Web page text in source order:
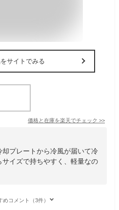
サイトでみる
価格と在庫を楽天でチェック >>
プレートから冷風が届いて冷
イズで持ちやすく、軽量なの
めコメント（3件）